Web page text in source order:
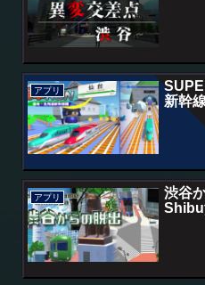
アプリ
新幹
アプリ
渋谷